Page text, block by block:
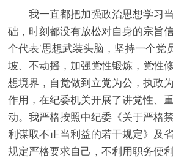
我一直都把加强政治思想学习
础，时刻都没有放松对自身的宗旨
个代表‛思想武装头脑，坚持一个党
坡、不动摇，加强党性锻炼，党性
想境界，自觉做到立党为公，执政
作用，在纪委机关开展了讲党性、
动。我严格按照中纪委《关于严格
利谋取不正当利益的若干规定》及
规定严格要求自己，不利用职务便